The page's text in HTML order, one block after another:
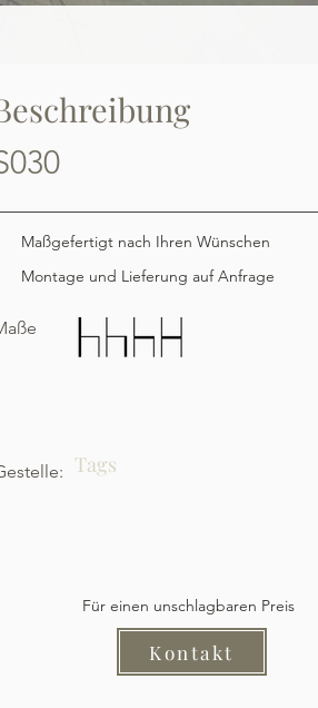
Maßgefertigt nach Ihren Wünschen
Montage und Lieferung auf Anfrage
Tags
Für einen unschlagbaren Preis
Kontakt